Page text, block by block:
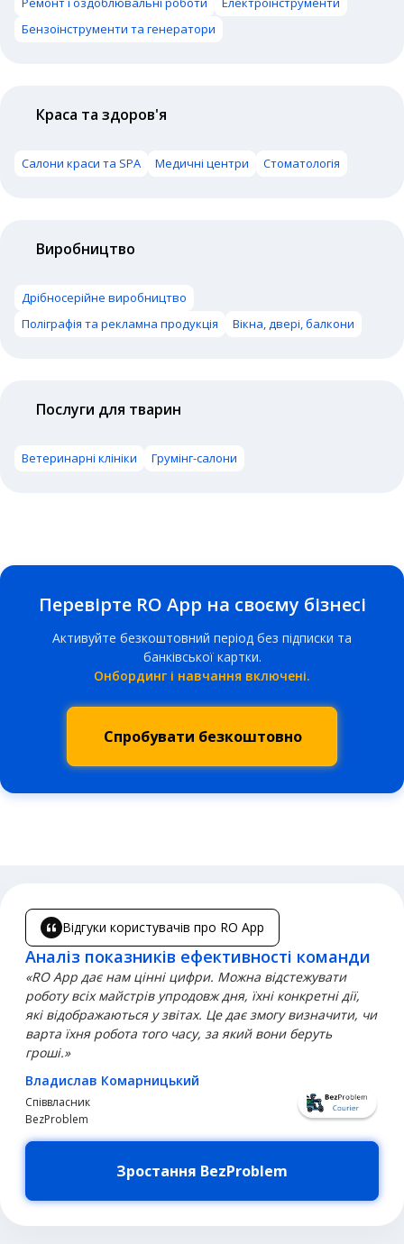
Бензоінструменти та генератори
Краса та здоров'я
Салони краси та SPA Медичні центри Стоматологія
Виробництво
Дрібносерійне виробництво
Поліграфія та рекламна продукція
Вікна, двері, балкони
Послуги для тварин
Ветеринарні клініки Грумінг-салони
Перевірте RO App на своєму бізнесі
Активуйте безкоштовний період без підписки та
банківської картки.
Онбординг і навчання включені.
Спробувати безкоштовно
Відгуки користувачів про RO App
Аналіз показників ефективності команди
«RO App дає нам цінні цифри. Можна відстежувати
роботу всіх майстрів упродовж дня, їхні конкретні дії,
які відображаються у звітах. Це дає змогу визначити, чи
варта їхня робота того часу, за який вони беруть
гроші.»
Владислав Комарницький
Співвласник
BezProblem
Зростання BezProblem